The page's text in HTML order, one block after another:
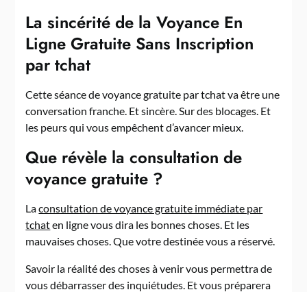
La sincérité de la Voyance En
Ligne Gratuite Sans Inscription
par tchat
Cette séance de voyance gratuite par tchat va être une
conversation franche. Et sincère. Sur des blocages. Et
les peurs qui vous empêchent d’avancer mieux.
Que révèle la consultation de
voyance gratuite ?
Laconsultation de voyance gratuite immédiate par
tchaten ligne vous dira les bonnes choses. Et les
mauvaises choses. Que votre destinée vous a réservé.
Savoir la réalité des choses à venir vous permettra de
vous débarrasser des inquiétudes. Et vous préparera